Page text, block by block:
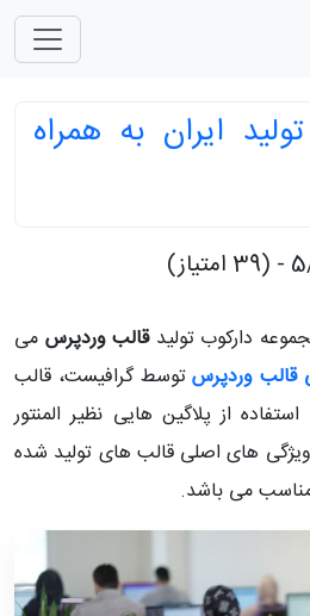
ایران به همراه
دارکوب تولیدقالب وردپرس می
قالب وردپرستوسط گرافیست، قالب
از پلاگین هایی نظیر المنتور
های اصلی قالب های تولید شده
مناسب می باشد.